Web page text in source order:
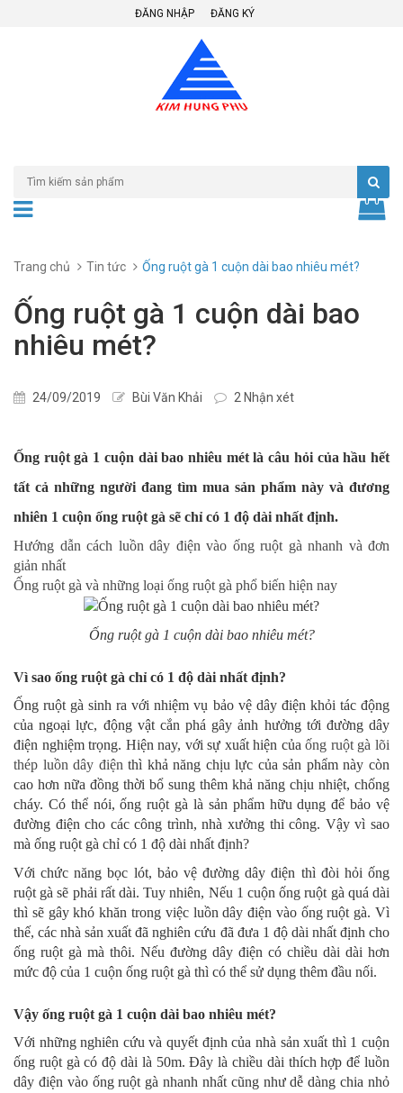
ĐĂNG NHẬP ĐĂNG KÝ
Trang chủ Tin tức Ống ruột gà 1 cuộn dài bao nhiêu mét?
Ống ruột gà 1 cuộn dài bao
nhiêu mét?
24/09/2019 Bùi Văn Khải 2 Nhận xét
Ống ruột gà 1 cuộn dài bao nhiêu mét là câu hỏi của hầu hết
tất cả những người đang tìm mua sản phẩm này và đương
nhiên 1 cuộn ống ruột gà sẽ chỉ có 1 độ dài nhất định.
Hướng dẫn cách luồn dây điện vào ống ruột gà nhanh và đơn
giản nhất
Ống ruột gà và những loại ống ruột gà phổ biến hiện nay
Ống ruột gà 1 cuộn dài bao nhiêu mét?
Vì sao ống ruột gà chỉ có 1 độ dài nhất định?
Ống ruột gà sinh ra với nhiệm vụ bảo vệ dây điện khỏi tác động
của ngoại lực, động vật cắn phá gây ảnh hưởng tới đường dây
điện nghiệm trọng. Hiện nay, với sự xuất hiện củaống ruột gà lõi
thép luồn dây điện thì khả năng chịu lực của sản phẩm này còn
cao hơn nữa đồng thời bổ sung thêm khả năng chịu nhiệt, chống
cháy. Có thể nói, ống ruột gà là sản phẩm hữu dụng để bảo vệ
đường điện cho các công trình, nhà xưởng thi công. Vậy vì sao
mà ống ruột gà chỉ có 1 độ dài nhất định?
Với chức năng bọc lót, bảo vệ đường dây điện thì đòi hỏi ống
ruột gà sẽ phải rất dài. Tuy nhiên, Nếu 1 cuộn ống ruột gà quá dài
thì sẽ gây khó khăn trong việc luồn dây điện vào ống ruột gà. Vì
thế, các nhà sản xuất đã nghiên cứu đã đưa 1 độ dài nhất định cho
ống ruột gà mà thôi. Nếu đường dây điện có chiều dài dài hơn
mức độ của 1 cuộn ống ruột gà thì có thể sử dụng thêm đầu nối.
Vậy ống ruột gà 1 cuộn dài bao nhiêu mét?
Với những nghiên cứu và quyết định của nhà sản xuất thì 1 cuộn
ống ruột gà có độ dài là 50m. Đây là chiều dài thích hợp để luồn
dây điện vào ống ruột gà nhanh nhất cũng như dễ dàng chia nhỏ